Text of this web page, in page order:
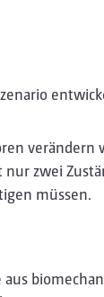
verändern
zwei
müssen.